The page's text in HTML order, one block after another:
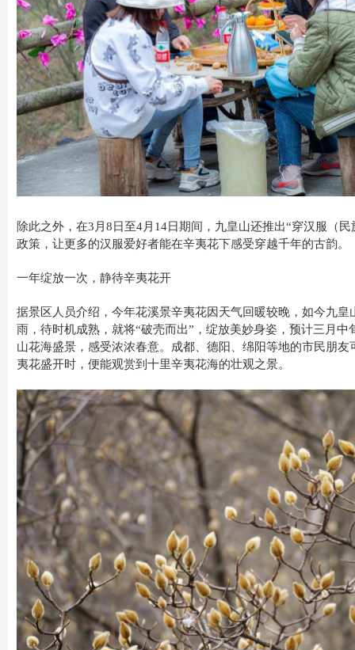
除此之外，在3月8日至4月14日期间，九皇山还推出“穿汉服（
政策，让更多的汉服爱好者能在辛夷花下感受穿越千年的古韵。
一年绽放一次，静待辛夷花开
据景区人员介绍，今年花溪景辛夷花因天气回暖较晚，如今九
雨，待时机成熟，就将“破壳而出”，绽放美妙身姿，预计三月
山花海盛景，感受浓浓春意。成都、德阳、绵阳等地的市民朋
夷花盛开时，便能观赏到十里辛夷花海的壮观之景。